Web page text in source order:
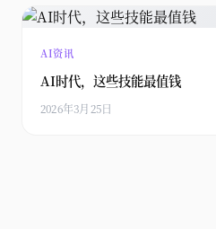
AI资讯
AI时代，这些技能最值钱
2026年3月25日